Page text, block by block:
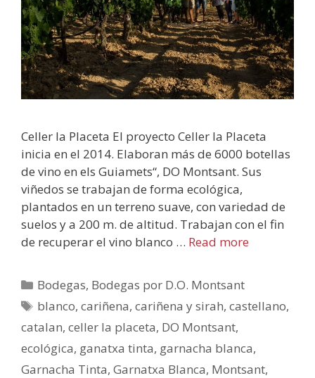
Celler la Placeta El proyecto Celler la Placeta
inicia en el 2014. Elaboran más de 6000 botellas
de vino en els Guiamets“, DO Montsant. Sus
viñedos se trabajan de forma ecológica,
plantados en un terreno suave, con variedad de
suelos y a 200 m. de altitud. Trabajan con el fin
de recuperar el vino blanco … Read more
Bodegas, Bodegas por D.O. Montsant
blanco,cariñena,cariñena y sirah,castellano,
catalan, celler la placeta, DO Montsant,
ecológica, ganatxa tinta, garnacha blanca,
Garnacha Tinta, Garnatxa Blanca, Montsant,